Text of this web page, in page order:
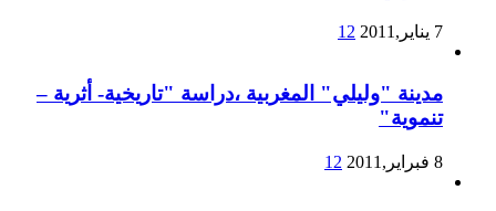
7 يناير,2011 12
مدينة "وليلي" المغربية ،دراسة "تاريخية- أثرية –
تنموية"
8 فبراير,2011 12